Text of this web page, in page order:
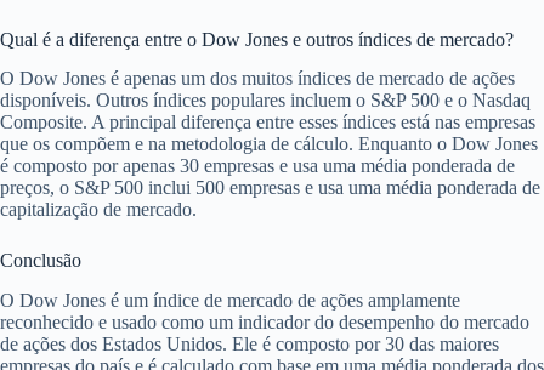
Qual é a diferença entre o Dow Jones e outros índices de mercado?
O Dow Jones é apenas um dos muitos índices de mercado de ações
disponíveis. Outros índices populares incluem o S&P 500 e o Nasdaq
Composite. A principal diferença entre esses índices está nas empresas
que os compõem e na metodologia de cálculo. Enquanto o Dow Jones
é composto por apenas 30 empresas e usa uma média ponderada de
preços, o S&P 500 inclui 500 empresas e usa uma média ponderada de
capitalização de mercado.
Conclusão
O Dow Jones é um índice de mercado de ações amplamente
reconhecido e usado como um indicador do desempenho do mercado
de ações dos Estados Unidos. Ele é composto por 30 das maiores